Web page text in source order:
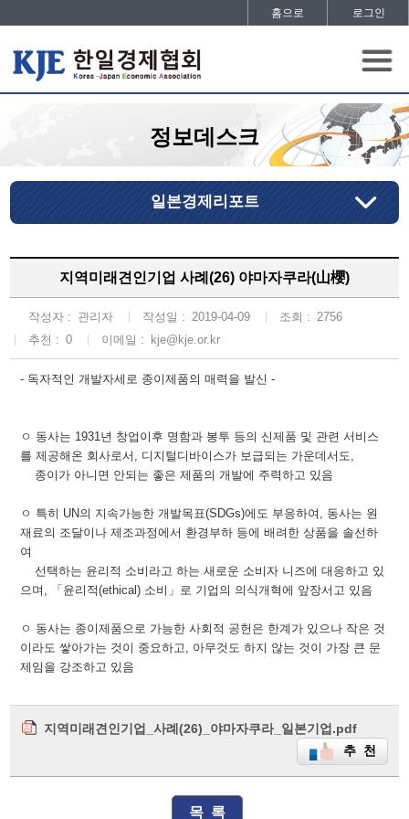
홈으로 로그인
정보데스크
일본경제리포트
지역미래견인기업 사례(26) 야마자쿠라(山櫻)
작성자 : 관리자 작성일 : 2019-04-09 조회 : 2756
추천 : 0 이메일 : kje@kje.or.kr
- 독자적인 개발자세로 종이제품의 매력을 발신 -
ㅇ 동사는 1931년 창업이후 명함과 봉투 등의 신제품 및 관련 서비스
를 제공해온 회사로서, 디지털디바이스가 보급되는 가운데서도,
종이가 아니면 안되는 좋은 제품의 개발에 주력하고 있음
ㅇ 특히 UN의 지속가능한 개발목표(SDGs)에도 부응하여, 동사는 원
재료의 조달이나 제조과정에서 환경부하 등에 배려한 상품을 솔선하
여
선택하는 윤리적 소비라고 하는 새로운 소비자 니즈에 대응하고 있
으며, 「윤리적(ethical) 소비」로 기업의 의식개혁에 앞장서고 있음
ㅇ 동사는 종이제품으로 가능한 사회적 공헌은 한계가 있으나 작은 것
이라도 쌓아가는 것이 중요하고, 아무것도 하지 않는 것이 가장 큰 문
제임을 강조하고 있음
지역미래견인기업_사례(26)_야마자쿠라_일본기업.pdf
추 천
목 록